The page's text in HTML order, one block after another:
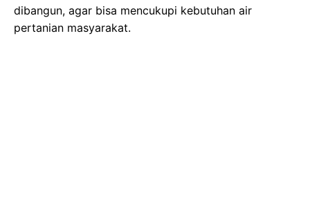
dibangun, agar bisa mencukupi kebutuhan air
pertanian masyarakat.